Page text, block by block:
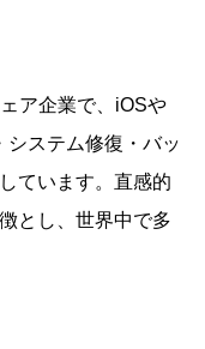
ア企業で、iOSや
ステム修復・バッ
ています。直感的
とし、世界中で多